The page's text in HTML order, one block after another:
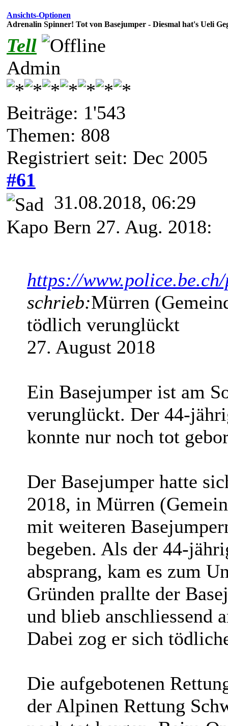
Ansichts-Optionen
Adrenalin Spinner! Tot von Basejumper - Diesmal hat's Ueli
Tell
Admin
Beiträge: 1'543
Themen: 808
Registriert seit: Dec 2005
#61
31.08.2018, 06:29
Kapo Bern 27. Aug. 2018:
https://
schrieb:Mürren
tödlich verunglückt
27. August 2018
Ein Basejumper ist am
verunglückt. Der 44-
konnte nur noch tot
Der Basejumper hatte
2018, in Mürren
mit weiteren
begeben. Als der 44-
absprang, kam es zum
Gründen prallte der
und blieb anschliessend
Dabei zog er sich
Die aufgebotenen
der Alpinen Rettung